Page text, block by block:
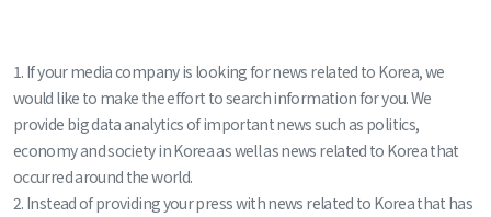
1. If your media company is looking for news related to Korea, we
would like to make the effort to search information for you. We
provide big data analytics of important news such as politics,
economy and society in Korea as well as news related to Korea that
occurred around the world.
2. Instead of providing your press with news related to Korea that has